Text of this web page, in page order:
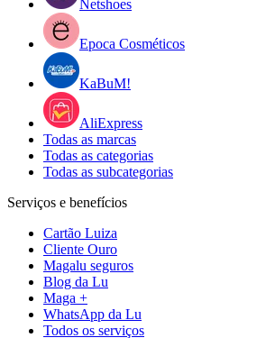
Netshoes
Epoca Cosméticos
KaBuM!
AliExpress
Todas as marcas
Todas as categorias
Todas as subcategorias
Serviços e benefícios
Cartão Luiza
Cliente Ouro
Magalu seguros
Blog da Lu
Maga +
WhatsApp da Lu
Todos os serviços